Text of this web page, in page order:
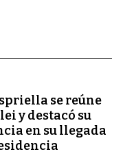
se reúne
y destacó su
en su llegada